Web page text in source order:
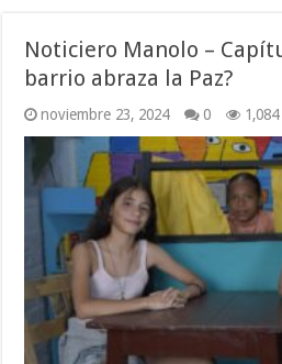
Noticiero Manolo –
barrio abraza la Paz?
noviembre 23, 2024 0 1,084